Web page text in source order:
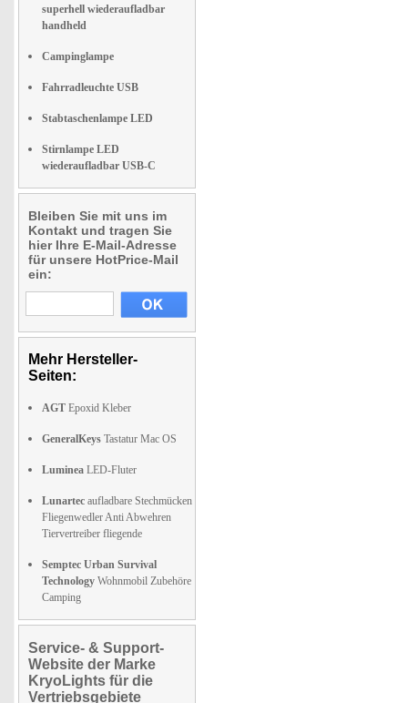
superhell wiederaufladbar
handheld
Campinglampe
Fahrradleuchte USB
Stabtaschenlampe LED
Stirnlampe LED
wiederaufladbar USB-C
Bleiben Sie mit uns im
Kontakt und tragen Sie
hier Ihre E-Mail-Adresse
für unsere HotPrice-Mail
ein:
Mehr Hersteller-
Seiten:
AGT Epoxid Kleber
GeneralKeys Tastatur Mac OS
Luminea LED-Fluter
Lunartec aufladbare Stechmücken
Fliegenwedler Anti Abwehren
Tiervertreiber fliegende
Semptec Urban Survival
Technology Wohnmobil Zubehöre
Camping
Service- & Support-
Website der Marke
KryoLights für die
Vertriebsgebiete